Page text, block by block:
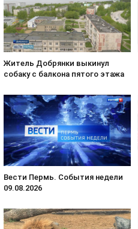
Житель Добрянки выкинул
собаку с балкона пятого этажа
Вести Пермь. События недели
09.08.2026